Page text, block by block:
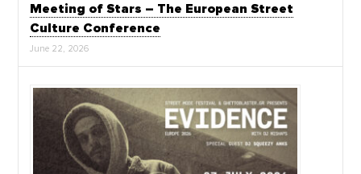
Meeting of Stars – The European Street
Culture Conference
June 22, 2026